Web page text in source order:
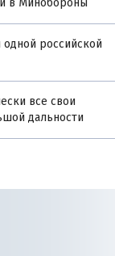
российской
все свои
дальности